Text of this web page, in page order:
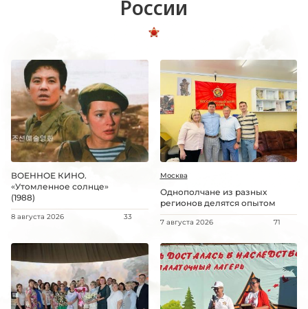
России
ВОЕННОЕ КИНО.
«Утомленное солнце»
(1988)
8 августа 2026 33
Москва
Однополчане из разных
регионов делятся опытом
7 августа 2026 71